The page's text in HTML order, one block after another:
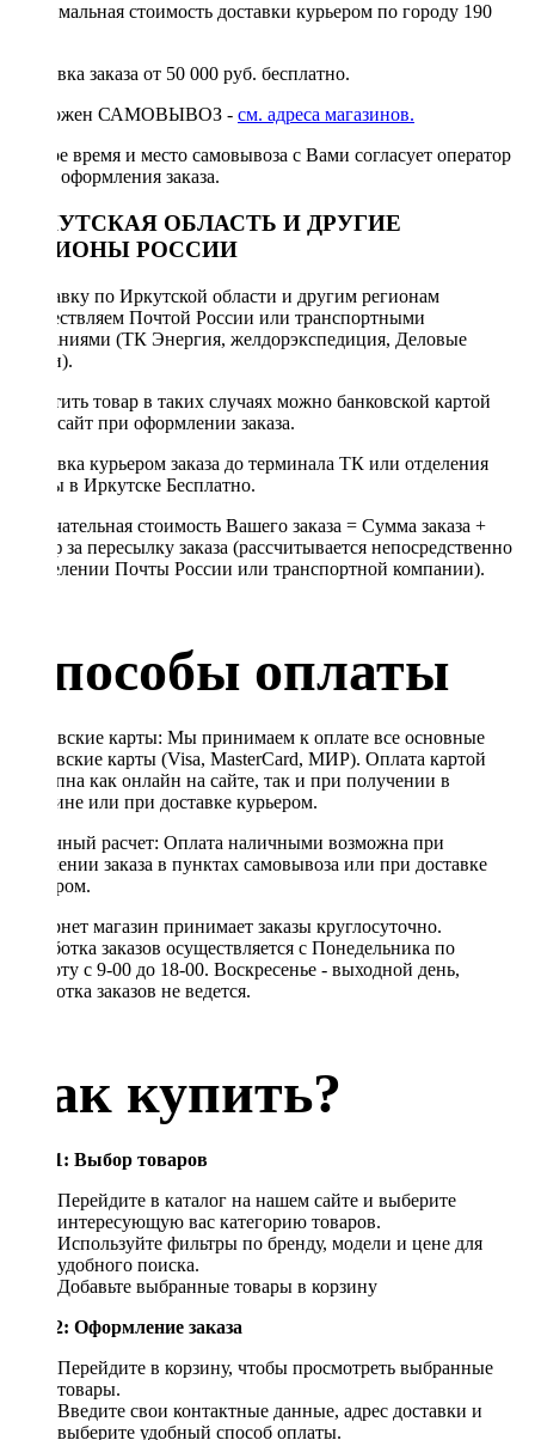
Минимальная стоимость доставки курьером по городу 190
Доставка заказа от 50 000 руб. бесплатно.
Возможен САМОВЫВОЗ - см. адреса магазинов.
Точное время и место самовывоза с Вами согласует оператор
после оформления заказа.
ИРКУТСКАЯ ОБЛАСТЬ И ДРУГИЕ
РЕГИОНЫ РОССИИ
Отправку по Иркутской области и другим регионам
осуществляем Почтой России или транспортными
компаниями (ТК Энергия, желдорэкспедиция, Деловые
линии).
Оплатить товар в таких случаях можно банковской картой
через сайт при оформлении заказа.
Доставка курьером заказа до терминала ТК или отделения
Почты в Иркутске Бесплатно.
Окончательная стоимость Вашего заказа = Сумма заказа +
Тариф за пересылку заказа (рассчитывается непосредственно
в отделении Почты России или транспортной компании).
Способы оплаты
Банковские карты: Мы принимаем к оплате все основные
банковские карты (Visa, MasterCard, МИР). Оплата картой
доступна как онлайн на сайте, так и при получении в
магазине или при доставке курьером.
Наличный расчет: Оплата наличными возможна при
получении заказа в пунктах самовывоза или при доставке
курьером.
Интернет магазин принимает заказы круглосуточно.
Обработка заказов осуществляется с Понедельника по
Субботу с 9-00 до 18-00. Воскресенье - выходной день,
обработка заказов не ведется.
Как купить?
Шаг 1: Выбор товаров
Перейдите в каталог на нашем сайте и выберите
интересующую вас категорию товаров.
Используйте фильтры по бренду, модели и цене для
удобного поиска.
Добавьте выбранные товары в корзину
Шаг 2: Оформление заказа
Перейдите в корзину, чтобы просмотреть выбранные
товары.
Введите свои контактные данные, адрес доставки и
выберите удобный способ оплаты.